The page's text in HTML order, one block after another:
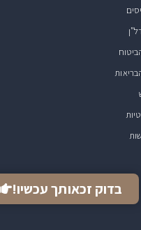
בדוק זכאותך עכשיו!